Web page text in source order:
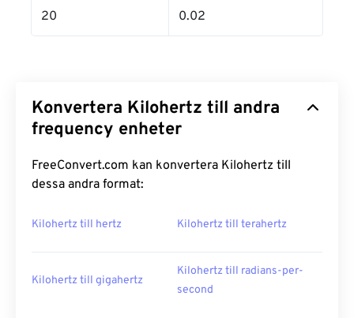
20 0.02
Konvertera Kilohertz till andra
frequency enheter
FreeConvert.com kan konvertera Kilohertz till
dessa andra format:
Kilohertz till hertz Kilohertz till terahertz
Kilohertz till gigahertz
Kilohertz till radians-per-
second